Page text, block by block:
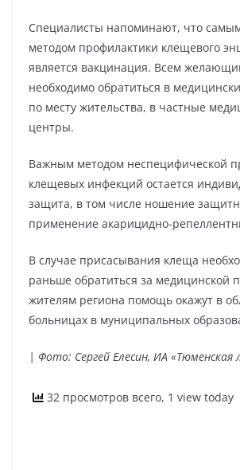
Специалисты напоминают, что
методом профилактики клещевого
является вакцинация. Всем
необходимо обратиться в
по месту жительства, в частные
центры.
Важным методом неспецифической
клещевых инфекций остается
защита, в том числе ношение
применение акарицидно-
В случае присасывания клеща
раньше обратиться за медицинской
жителям региона помощь окажут в
больницах в муниципальных
| Фото: Сергей Елесин, ИА «Тюменская
32 просмотров всего, 1 view today